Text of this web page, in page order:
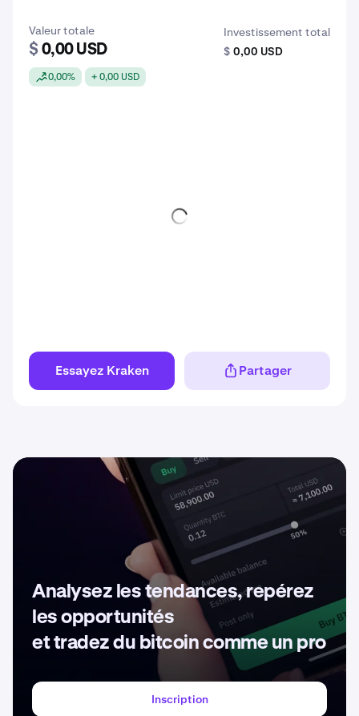
Valeur totale
$ 0,00 USD
0,00% + 0,00 USD
Investissement total
$ 0,00 USD
Essayez Kraken Partager
Analysez les tendances, repérez
les opportunités
et tradez du bitcoin comme un pro
Inscription